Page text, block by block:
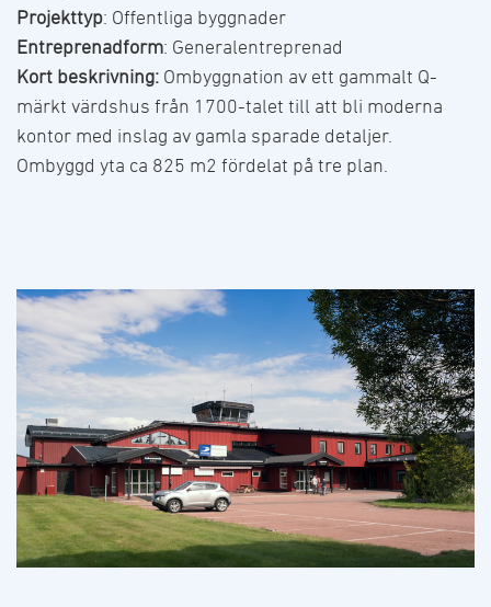
Projekttyp: Offentliga byggnader
Entreprenadform: Generalentreprenad
Kort beskrivning: Ombyggnation av ett gammalt Q-
märkt värdshus från 1700-talet till att bli moderna
kontor med inslag av gamla sparade detaljer.
Ombyggd yta ca 825 m2 fördelat på tre plan.